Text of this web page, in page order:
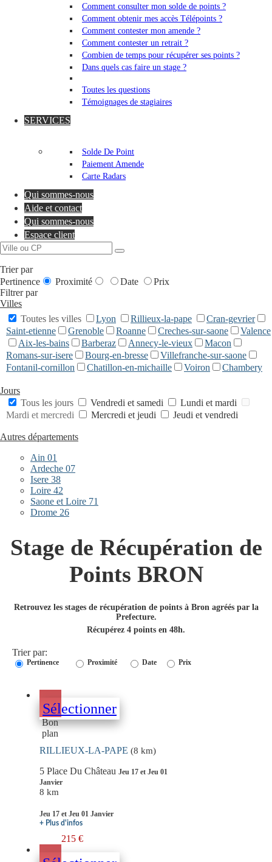
Comment consulter mon solde de points ?
Comment obtenir mes accès Télépoints ?
Comment contester mon amende ?
Comment contester un retrait ?
Combien de temps pour récupérer ses points ?
Dans quels cas faire un stage ?
Toutes les questions
Témoignages de stagiaires
SERVICES
Solde De Point
Paiement Amende
Carte Radars
Qui sommes-nous
Aide et contact
Qui sommes-nous
Espace client
Trier par
Pertinence
Proximité Date
Prix
Filtrer par
Villes
Toutes les villes
Lyon Rillieux-la-pape
Cran-gevrier
Saint-etienne
Grenoble Roanne Creches-sur-saone
Valence
Aix-les-bains
Barberaz Annecy-le-vieux
Macon
Romans-sur-isere
Bourg-en-bresse
Villefranche-sur-saone
Fontanil-cornillon
Chatillon-en-michaille Voiron Chambery
Jours
Tous les jours
Vendredi et samedi
Lundi et mardi
Mardi et mercredi
Mercredi et jeudi Jeudi et vendredi
Autres départements
Ain 01
Ardeche 07
Isere 38
Loire 42
Saone et Loire 71
Drome 26
Stage de Récupération de
Points BRON
Retrouvez les stages de récupération de points à Bron agréés par la
Prefecture.
Récupérez 4 points en 48h.
Trier par:
Pertinence Proximité Date Prix
Sélectionner
Bon
plan
RILLIEUX-LA-PAPE (8 km)
5 Place Du Château Jeu 17 et Jeu 01
Janvier
8 km
Jeu 17 et Jeu 01 Janvier
+ Plus d'infos
215 €